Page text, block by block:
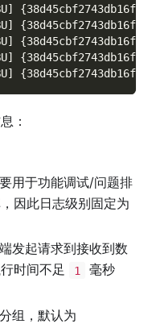
：
用于功能调试/问题排
因此日志级别固定为
发起请求到接收到数
时间不足
1
毫秒
组，默认为